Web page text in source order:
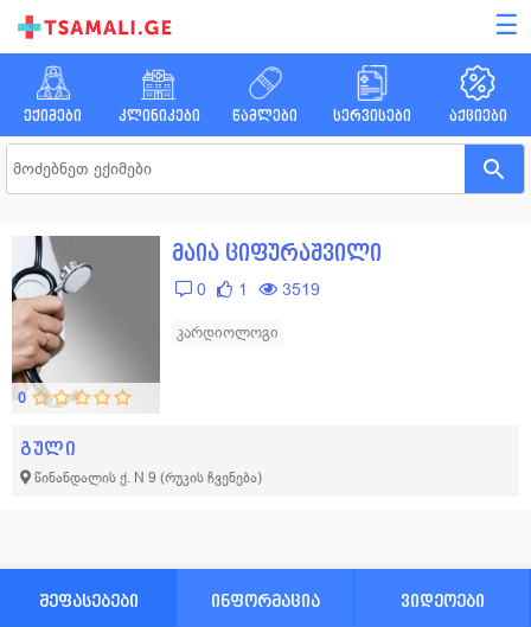
☰
ექიმები კლინიკები წამლები სერვისები აქციები
0
მაია ციფურაშვილი
0 1 3519
კარდიოლოგი
გული
წინანდალის ქ. N 9 (რუკის ჩვენება)
შეფასებები ინფორმაცია ვიდეოები